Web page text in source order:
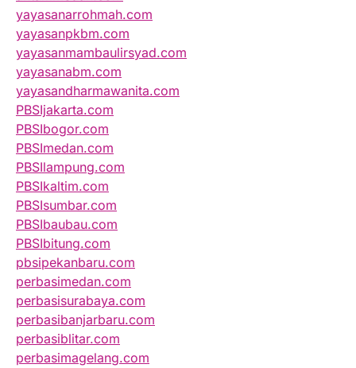
yayasanarrohmah.com
yayasanpkbm.com
yayasanmambaulirsyad.com
yayasanabm.com
yayasandharmawanita.com
PBSIjakarta.com
PBSIbogor.com
PBSImedan.com
PBSIlampung.com
PBSIkaltim.com
PBSIsumbar.com
PBSIbaubau.com
PBSIbitung.com
pbsipekanbaru.com
perbasimedan.com
perbasisurabaya.com
perbasibanjarbaru.com
perbasiblitar.com
perbasimagelang.com